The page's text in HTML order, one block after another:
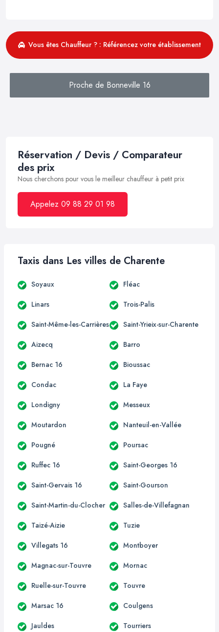
Vous êtes Chauffeur ? : Référencez votre établissement
Proche de Bonneville 16
Réservation / Devis / Comparateur
des prix
Nous cherchons pour vous le meilleur chauffeur à petit prix
Appelez 09 88 29 01 98
Taxis dans Les villes de Charente
Soyaux Fléac
Linars Trois-Palis
Saint-Même-les-Carrières Saint-Yrieix-sur-Charente
Aizecq Barro
Bernac 16 Bioussac
Condac La Faye
Londigny Messeux
Moutardon Nanteuil-en-Vallée
Pougné Poursac
Ruffec 16 Saint-Georges 16
Saint-Gervais 16 Saint-Gourson
Saint-Martin-du-Clocher Salles-de-Villefagnan
Taizé-Aizie Tuzie
Villegats 16 Montboyer
Magnac-sur-Touvre Mornac
Ruelle-sur-Touvre Touvre
Marsac 16 Coulgens
Jauldes Tourriers